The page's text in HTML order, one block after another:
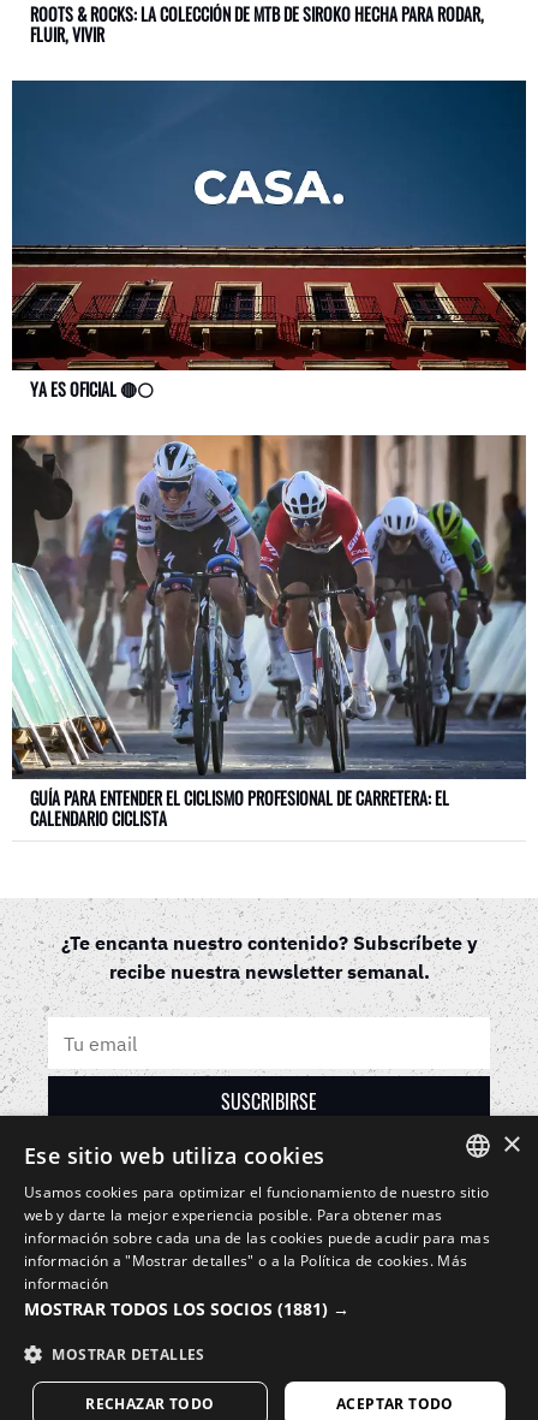
ROOTS & ROCKS: LA COLECCIÓN DE MTB DE SIROKO HECHA PARA RODAR,
FLUIR, VIVIR
YA ES OFICIAL 🔴⚪
GUÍA PARA ENTENDER EL CICLISMO PROFESIONAL DE CARRETERA: EL
CALENDARIO CICLISTA
¿Te encanta nuestro contenido? Subscríbete y
recibe nuestra newsletter semanal.
SIROKO CYCLING COMMUNITY
Cookies Contacto Aviso legal Términos y condiciones
© 2024 Siroko cycling community. Todos los derechos reservados.
SPANISH
ENGLISH
×
Ese sitio web utiliza cookies
Usamos cookies para optimizar el funcionamiento de nuestro sitio
web y darte la mejor experiencia posible. Para obtener mas
información sobre cada una de las cookies puede acudir para mas
información a "Mostrar detalles" o a la Política de cookies. Más
información
MOSTRAR TODOS LOS SOCIOS (1881) →
MOSTRAR DETALLES
ACEPTAR TODO
RECHAZAR TODO